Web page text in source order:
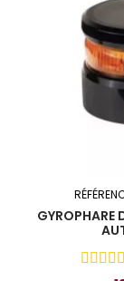
GYROPHARE